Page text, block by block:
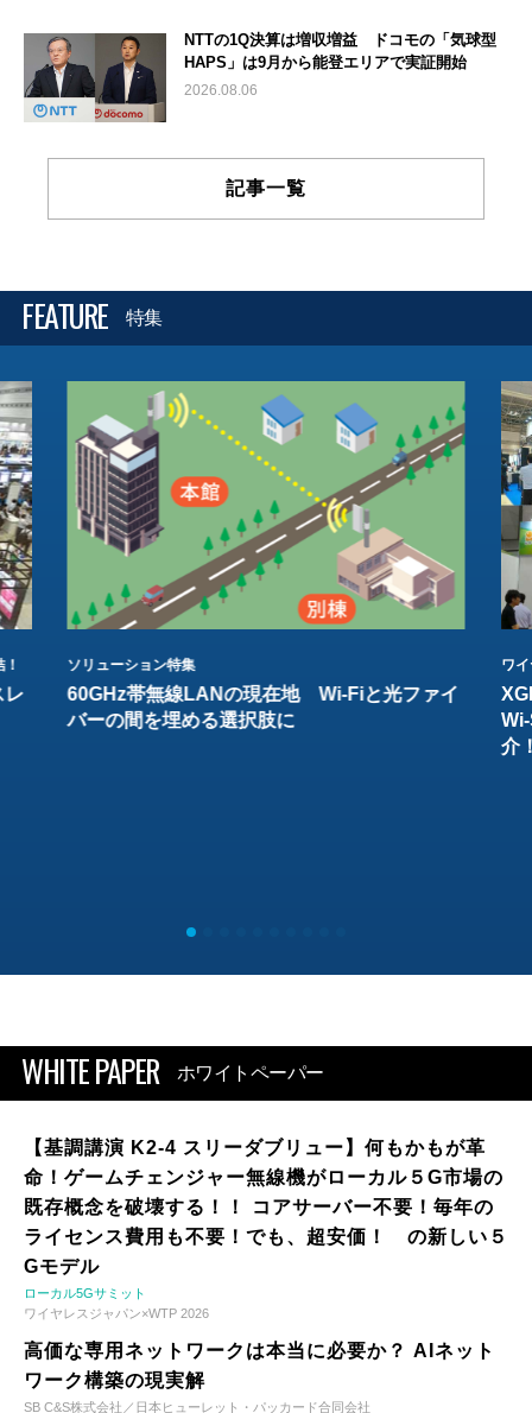
NTTの1Q決算は増収増益 ドコモの「気球型
HAPS」は9月から能登エリアで実証開始
2026.08.06
記事一覧
FEATURE 特集
レ
ソリューション特集
60GHz帯無線LANの現在地 Wi-Fiと光ファイ
バーの間を埋める選択肢に
ワ
介
WHITE PAPER ホワイトペーパー
【基調講演 K2-4 スリーダブリュー】何もかもが革
命！ゲームチェンジャー無線機がローカル５G市場の
既存概念を破壊する！！ コアサーバー不要！毎年の
ライセンス費用も不要！でも、超安価！ の新しい５
Gモデル
ローカル5Gサミット
ワイヤレスジャパン×WTP 2026
高価な専用ネットワークは本当に必要か？ AIネット
ワーク構築の現実解
SB C&S株式会社／日本ヒューレット・パッカード合同会社